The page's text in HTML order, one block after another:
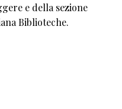
e della sezione
Biblioteche.